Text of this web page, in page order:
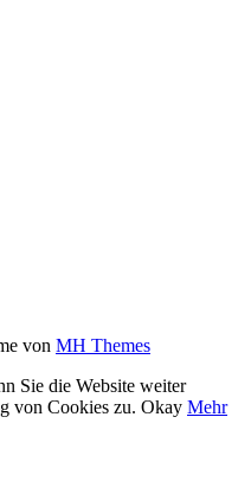
von MH Themes
Sie die Website weiter
von Cookies zu. Okay Mehr